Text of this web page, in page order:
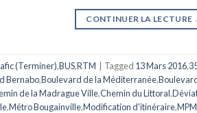
CONTINUER LA LECTURE
(Terminer),BUS,RTM Tagged 13 Mars 2016,
Bernabo,Boulevard de la Méditerranée,
de la Madrague Ville,Chemin du Littoral,
,Métro Bougainville,Modification d'itinéraire,MPM